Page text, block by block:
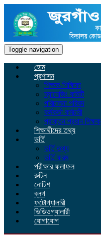
Toggle navigation
হোম
প্রশাসন
শিক্ষক-শিক্ষিকা
ম্যানেজিং কমিটি
পরিচালনা পরিষদ
কর্মকর্তা কর্মচারী
প্রাক্তন প্রধান শিক্ষক
শিক্ষার্থীদের তথ্য
ভর্তি
ভর্তি তথ্য
ভর্তি ফরম
পরীক্ষার ফলাফল
রুটিন
নোটিশ
ব্লগ
ফটোগ্যালারী
ভিডিওগ্যালারী
যোগাযোগ